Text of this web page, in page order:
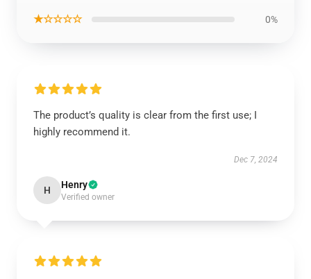
★☆☆☆☆ 0%
The product’s quality is clear from the first use; I
highly recommend it.
Dec 7, 2024
H Henry
Verified owner